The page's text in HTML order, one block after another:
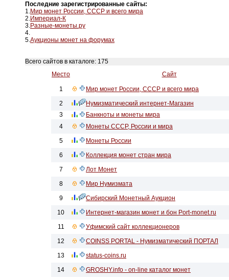
Последние зарегистрированные сайты:
1.Мир монет России, СССР и всего мира
2.Империал-К
3.Разные-монеты.ру
4.
5.Аукционы монет на форумах
Всего сайтов в каталоге: 175
Место
Сайт
1
Мир монет России, СССР и всего мира
2
Нумизматический интернет-Магазин
3
Банкноты и монеты мира
4
Монеты СССР, России и мира
5
Монеты России
6
Коллекция монет стран мира
7
Лот Монет
8
Мир Нумизмата
9
Сибирский Монетный Аукцион
10
Интернет-магазин монет и бон Port-monet.ru
11
Уфимский сайт коллекционеров
12
COINSS PORTAL - Нумизматический ПОРТАЛ
13
status-coins.ru
14
GROSHY.info - on-line каталог монет